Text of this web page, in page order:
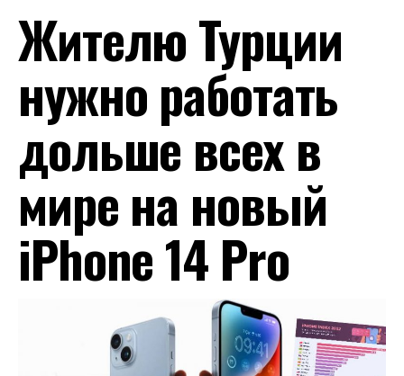
Жителю Турции
нужно работать
дольше всех в
мире на новый
iPhone 14 Pro